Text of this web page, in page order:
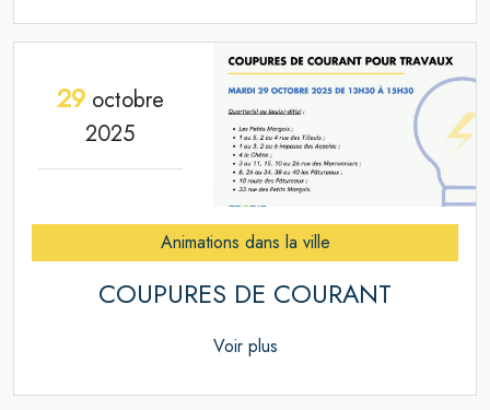
29octobre
2025
Animations dans la ville
COUPURES DE COURANT
Voir plus